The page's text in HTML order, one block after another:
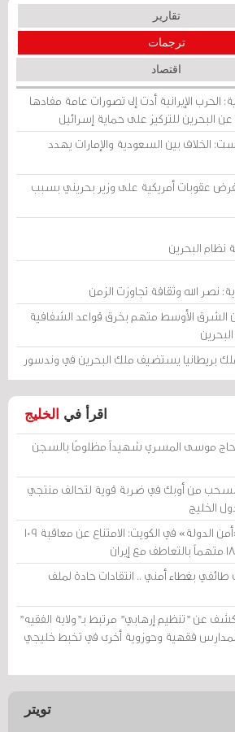
تقارير
ترجمات
اقتصاد
الحرب الإيرانية أدت إلى تصورات عامة مفادها
عن البحرين للتركيز على حماية إسرائيل
الخلاف بين السعودية والإمارات يهدد
عقوبات أمريكية على وزير بحريني بسبب
البحرين
نصر الله وثقافة تجاوزت الزمن
الشرق الأوسط متهم بخرق قواعد الشفافية
بريطانيا يستضيف ملك البحرين في وندسور
اقرأ في الخليج
موسى المسري شهيداً مظلومًا بالسجن
تنسحب من أوبك في ضربة قوية لتحالف منتجي
الخليج
محكمة «أمن الدولة» في الكويت: الامتناع عن معاقبة 109
بغطاء أمني .. انتقادات حادة لملف
عن "تنظيم إرهابي" مرتبط بـ"ولاية الفقيه"
فقهية وحوزوية أخرى في تخبط خليجي
تويتر